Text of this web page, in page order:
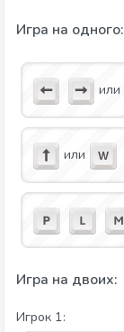
Игра на одного:
или
или
Игра на двоих:
Игрок 1: